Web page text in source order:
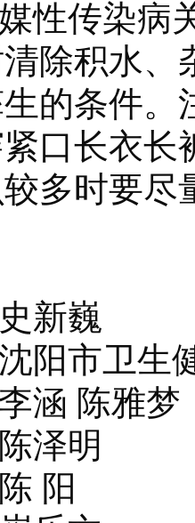
性传染病
除积水、
的条件。
口长衣长
多时要尽
新巍
阳市卫生
涵 陈雅梦
泽明
阳